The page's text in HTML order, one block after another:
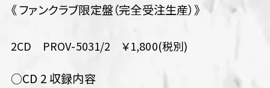
《 ファンクラブ限定盤（完全受注生産）》
2CD PROV-5031/2 ￥1,800(税別)
○CD 2 収録内容